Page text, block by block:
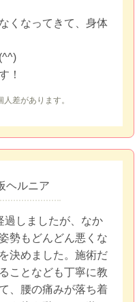
くなってきて、身体
！
差があります。
ヘルニア
過しましたが、なか
勢もどんどん悪くな
決めました。施術だ
ことなども丁寧に教
、腰の痛みが落ち着